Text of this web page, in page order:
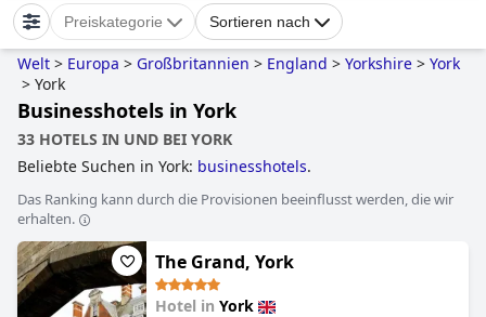
Preiskategorie Sortieren nach
Welt > Europa > Großbritannien > England > Yorkshire > York
> York
Businesshotels in York
33 HOTELS IN UND BEI YORK
Beliebte Suchen in York: businesshotels.
Das Ranking kann durch die Provisionen beeinflusst werden, die wir
erhalten.
The Grand, York
Hotel in York